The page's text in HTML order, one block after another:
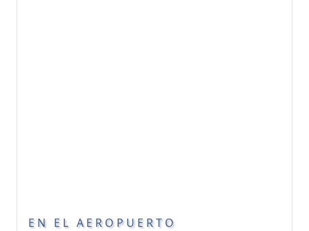
EN EL AEROPUERTO